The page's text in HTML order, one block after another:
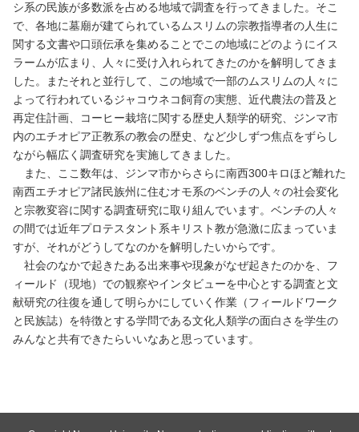
シ系の民族が多数派を占める地域で調査を行ってきました。そこ
で、各地に墓廟が建てられているムスリムの宗教指導者の人生に
関する文書や口頭伝承を集めることでこの地域にどのようにイス
ラームが広まり、人々に受け入れられてきたのかを解明してきま
した。またそれと並行して、この地域で一部のムスリムの人々に
よって行われているジャコウネコ飼育の実態、近代農法の普及と
再定住計画、コーヒー栽培に関する歴史人類学的研究、ジンマ市
内のエチオピア正教系の教会の歴史、など少しずつ焦点をずらし
ながら幅広く調査研究を実施してきました。
また、ここ数年は、ジンマ市からさらに南西300キロほど離れた
南西エチオピア諸民族州に住むオモ系のベンチの人々の社会変化
と宗教変容に関する調査研究に取り組んでいます。ベンチの人々
の間では近年プロテスタント系キリスト教が急激に広まっていま
すが、それがどうしてなのかを解明したいからです。
社会のなかで起きたある出来事や現象がなぜ起きたのかを、フ
ィールド（現地）での観察やインタビューを中心とする調査と文
献研究の往復を通して明らかにしていく作業（フィールドワーク
と民族誌）を特徴とする学問である文化人類学の面白さを学生の
みんなと共有できたらいいなあと思っています。